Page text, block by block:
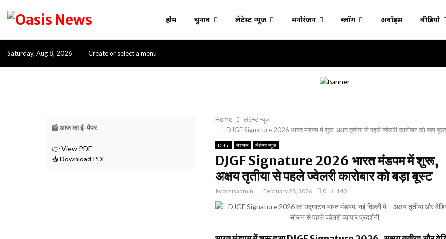
होम चुनाव लेटेस्ट न्यूज मनोरंजन ब्लॉग अवॉर्ड्स वीडियो
Saturday, Aug 8, 2026 Create or select a menu
Home
लेटेस्ट न्यूज
DJGF Signature 2026 भारत मंडपम में शुरू, अक्षय तृतीया से पहले ज्वेलरी कारोबार को बड़ा बूस्ट
Delhi नेशनल लेटेस्ट न्यूज
DJGF Signature 2026 भारत मंडपम में शुरू,
अक्षय तृतीया से पहले ज्वेलरी कारोबार को बड़ा बूस्ट
by oasisadmin February 28, 2026 0 140
📰 आज का ई-पेपर
👉 View PDF
📥 Download PDF